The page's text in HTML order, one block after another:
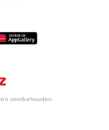
voorbehouden.